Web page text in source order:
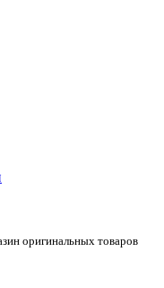
оригинальных товаров